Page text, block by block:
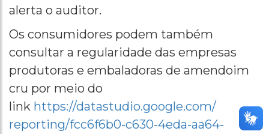
alerta o auditor.
Os consumidores podem também
consultar a regularidade das empresas
produtoras e embaladoras de amendoim
cru por meio do
link https://datastudio.google.com/
reporting/fcc6f6b0-c630-4eda-aa64-